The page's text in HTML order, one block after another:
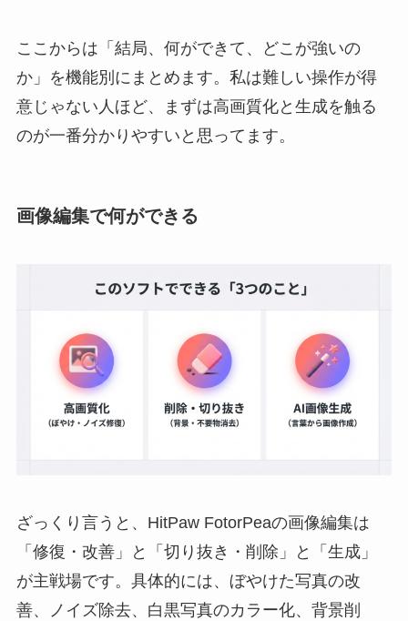
ここからは「結局、何ができて、どこが強いの
か」を機能別にまとめます。私は難しい操作が得
意じゃない人ほど、まずは高画質化と生成を触る
のが一番分かりやすいと思ってます。
画像編集で何ができる
ざっくり言うと、HitPaw FotorPeaの画像編集は
「修復・改善」と「切り抜き・削除」と「生成」
が主戦場です。具体的には、ぼやけた写真の改
善、ノイズ除去、白黒写真のカラー化、背景削